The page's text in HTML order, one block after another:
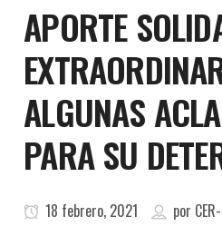
APORTE
ALGUNAS
PARA SU
18 febrero, 2021 por